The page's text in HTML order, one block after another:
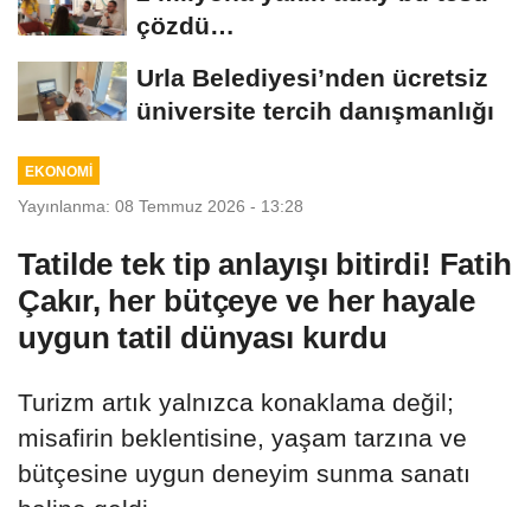
çözdü…
Urla Belediyesi’nden ücretsiz
üniversite tercih danışmanlığı
EKONOMİ
Yayınlanma: 08 Temmuz 2026 - 13:28
Tatilde tek tip anlayışı bitirdi! Fatih
Çakır, her bütçeye ve her hayale
uygun tatil dünyası kurdu
Turizm artık yalnızca konaklama değil;
misafirin beklentisine, yaşam tarzına ve
bütçesine uygun deneyim sunma sanatı